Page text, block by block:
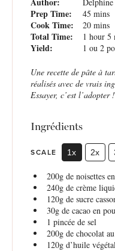
Prep Time: 45 mins
Cook Time: 20 mins
Total Time: 1 hour 5
Yield: 1 ou 2
Une recette de pâte à
réalisés avec de vrais
Essayer, c’est l’adopter !
Ingrédients
SCALE 1x 2x
200gde noisettes
240gde crème
120gde sucre
30gde cacao en
1 pincée de sel
200gde chocolat
120gd’huile